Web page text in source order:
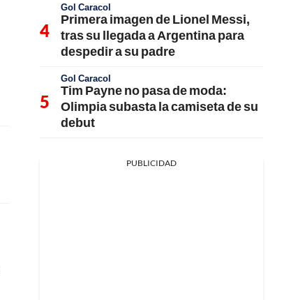
Gol Caracol
Primera imagen de Lionel Messi,
tras su llegada a Argentina para
despedir a su padre
Gol Caracol
Tim Payne no pasa de moda:
Olimpia subasta la camiseta de su
debut
PUBLICIDAD